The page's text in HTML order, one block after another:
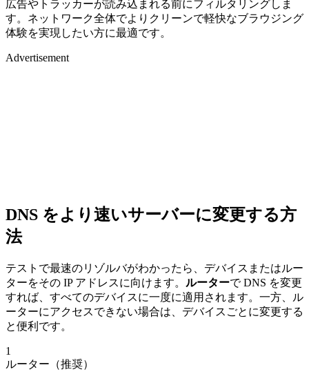
広告やトラッカーが読み込まれる前にフィルタリングしま
す。ネットワーク全体でよりクリーンで軽快なブラウジング
体験を実現したい方に最適です。
Advertisement
DNS をより速いサーバーに変更する方
法
テストで最速のリゾルバがわかったら、デバイスまたはルー
ターをその IP アドレスに向けます。 ルーターで DNS を変更
すれば、すべてのデバイスに一度に適用されます。一方、ル
ーターにアクセスできない場合は、デバイスごとに変更する
と便利です。
1
ルーター（推奨）